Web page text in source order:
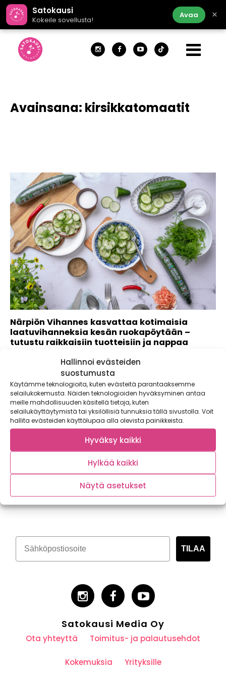
Hallinnoi evästeiden
suostumusta
Käytämme teknologioita, kuten evästeitä parantaaksemme
selailukokemusta. Näiden teknologioiden hyväksyminen antaa
meille mahdollisuuden käsitellä tietoja, kuten
selailukäyttäytymistä tai yksilöllisiä tunnuksia tällä sivustolla. Voit
hallita evästeiden käyttölupaa alla olevista painikkeista.
Hyväksy kaikki
Hylkää kaikki
Näytä asetukset
Satokausi
Kokeile sovellusta!
Avaa ×
Avainsana: kirsikkatomaatit
Närpiön Vihannes kasvattaa kotimaisia
laatuvihanneksia kesän ruokapöytään –
tutustu raikkaisiin tuotteisiin ja nappaa
talteen helpot reseptit
Raikkaat, mehevät ja rouskuvat kasvikset kuuluvat
ehdottomasti kesän ruokapöytään – ja mikä parasta,...
Tilaa kasvispitoinen uutiskirje
TILAA
Satokausi Media Oy
Ota yhteyttä Toimitus- ja palautusehdot
Kokemuksia Yrityksille